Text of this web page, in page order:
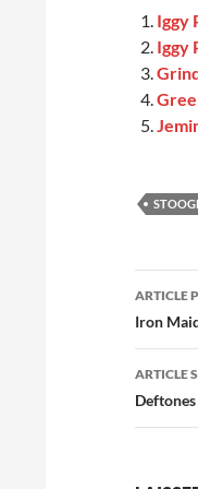
Iggy
Iggy
des
ARTICLE
Iron
ARTICLE